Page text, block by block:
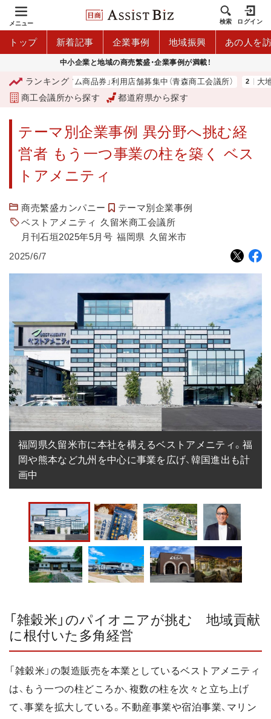
メニュー 検索 ログイン
トップ 新着記事 企業事例 地域振興 あの人を
中小企業と地域の商売繁盛・企業事例が満載！
ランキング
森市プレミアム商品券」利用店舗募集中（青森商工会議所） 大地は
商工会議所から探す 都道府県から探す
テーマ別企業事例 異分野へ挑む経
営者 もう一つ事業の柱を築く ベス
トアメニティ
商売繁盛カンパニー
テーマ別企業事例
ベストアメニティ
久留米商工会議所
月刊石垣2025年5月号 福岡県 久留米市
2025/6/7
福岡県久留米市に本社を構えるベストアメニティ。福
岡や熊本など九州を中心に事業を広げ、韓国進出も計
画中
「雑穀米」のパイオニアが挑む 地域貢献
に根付いた多角経営
「雑穀米」の製造販売を本業としているベストアメニティ
は、もう一つの柱どころか、複数の柱を次々と立ち上げ
て、事業を拡大している。不動産事業や宿泊事業、マリン